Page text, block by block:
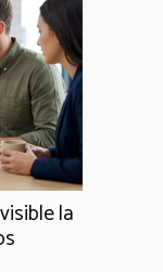
la